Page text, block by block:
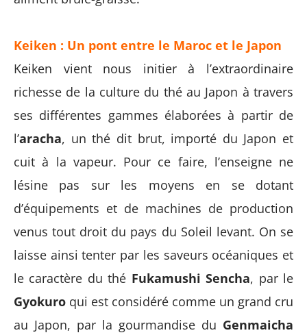
Keiken : Un pont entre le Maroc et le Japon
Keiken vient nous initier à l’extraordinaire
richesse de la culture du thé au Japon à travers
ses différentes gammes élaborées à partir de
l’aracha, un thé dit brut, importé du Japon et
cuit à la vapeur. Pour ce faire, l’enseigne ne
lésine pas sur les moyens en se dotant
d’équipements et de machines de production
venus tout droit du pays du Soleil levant. On se
laisse ainsi tenter par les saveurs océaniques et
le caractère du thé Fukamushi Sencha, par le
Gyokuro qui est considéré comme un grand cru
au Japon, par la gourmandise du Genmaicha